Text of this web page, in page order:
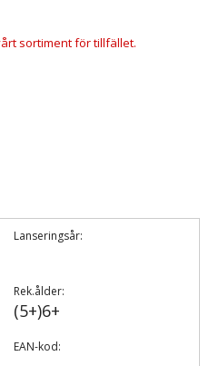
sortiment för tillfället.
Lanseringsår:
Rek.ålder:
(5+)6+
EAN-kod: